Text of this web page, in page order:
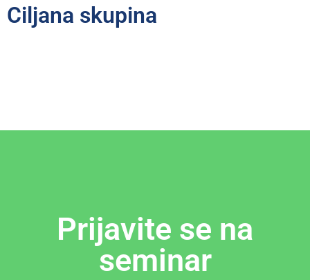
Ciljana skupina
Prijavite se na
seminar